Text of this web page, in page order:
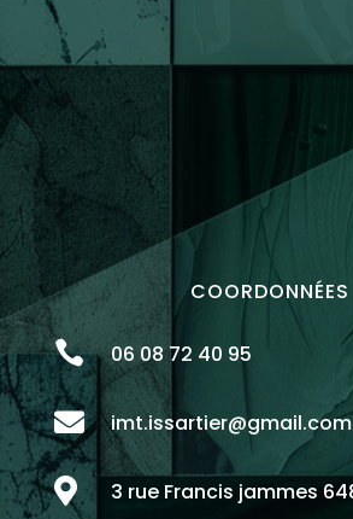
COORDONNÉES
 06 08 72 40 95
 imt.issartier@gmail.com
 3 rue Francis jammes